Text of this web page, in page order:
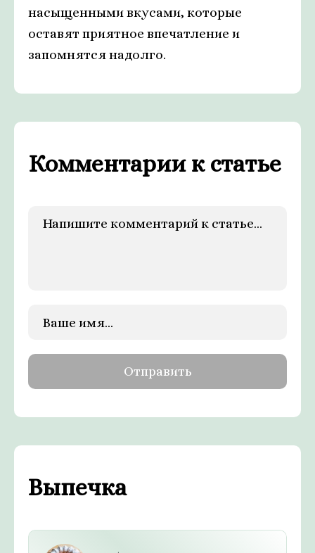
насыщенными вкусами, которые
оставят приятное впечатление и
запомнятся надолго.
Комментарии к статье
Выпечка